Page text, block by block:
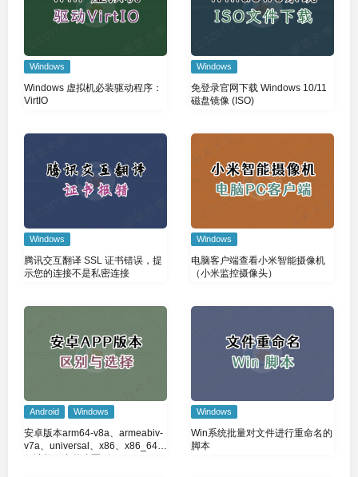
Windows
Windows 虚拟机必装驱动程序：
VirtIO
Windows
免登录官网下载 Windows 10/11
磁盘镜像 (ISO)
Windows
腾讯交互翻译 SSL 证书错误，提
示您的连接不是私密连接
Windows
电脑客户端查看小米智能摄像机
（小米监控摄像头）
Android Windows
安卓版本arm64-v8a、armeabiv-
v7a、universal、x86、x86_64如
Windows
Win系统批量对文件进行重命名的
脚本